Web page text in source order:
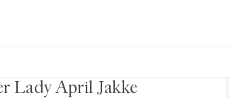
Lady April Jakke